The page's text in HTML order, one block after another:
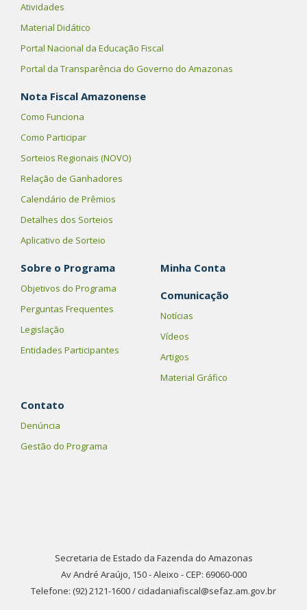
Atividades
Material Didático
Portal Nacional da Educação Fiscal
Portal da Transparência do Governo do Amazonas
Nota Fiscal Amazonense
Como Funciona
Como Participar
Sorteios Regionais (NOVO)
Relação de Ganhadores
Calendário de Prêmios
Detalhes dos Sorteios
Aplicativo de Sorteio
Sobre o Programa
Objetivos do Programa
Perguntas Frequentes
Legislação
Entidades Participantes
Minha Conta
Comunicação
Notícias
Vídeos
Artigos
Material Gráfico
Contato
Denúncia
Gestão do Programa
Secretaria de Estado da Fazenda do Amazonas
Av André Araújo, 150 - Aleixo - CEP: 69060-000
Telefone: (92) 2121-1600 / cidadaniafiscal@sefaz.am.gov.br